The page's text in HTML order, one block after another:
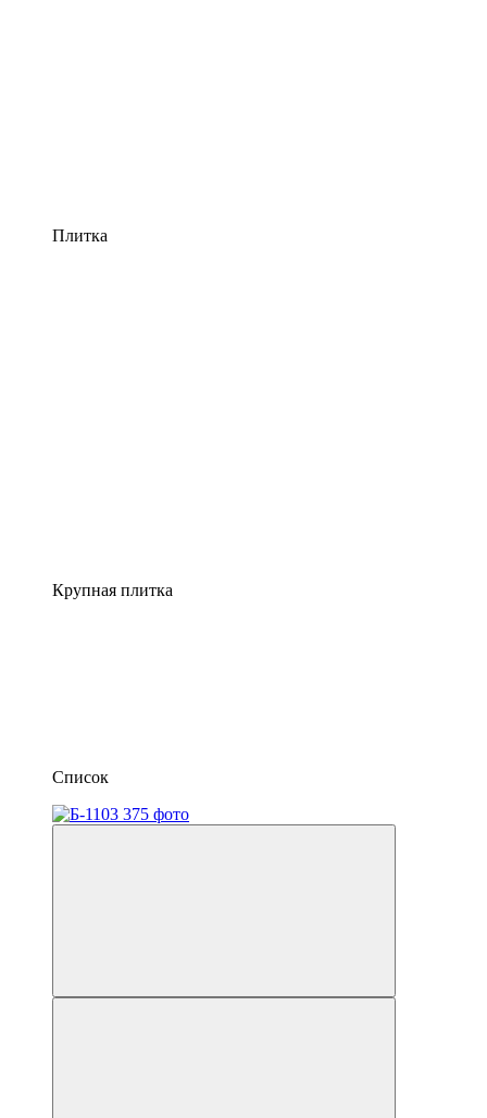
Плитка
Крупная плитка
Список